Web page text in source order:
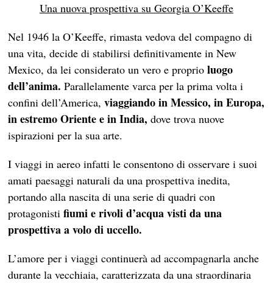
Una nuova prospettiva su Georgia O’Keeffe
Nel 1946 la O’Keeffe, rimasta vedova del compagno di
una vita, decide di stabilirsi definitivamente in New
Mexico, da lei considerato un vero e proprioluogo
dell’anima.Parallelamente varca per la prima volta i
confini dell’America,viaggiando in Messico, in Europa,
in estremo Oriente e in India,dove trova nuove
ispirazioni per la sua arte.
I viaggi in aereo infatti le consentono di osservare i suoi
amati paesaggi naturali da una prospettiva inedita,
portando alla nascita di una serie di quadri con
protagonistifiumi e rivoli d’acqua visti da una
prospettiva a volo di uccello.
L’amore per i viaggi continuerà ad accompagnarla anche
durante la vecchiaia, caratterizzata da una straordinaria